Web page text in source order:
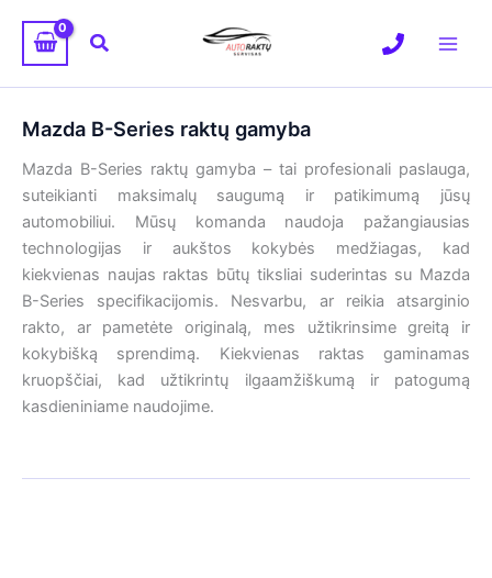
turinio
Paieška
Mazda B-Series raktų gamyba
Mazda B-Series raktų gamyba – tai profesionali paslauga,
suteikianti maksimalų saugumą ir patikimumą jūsų
automobiliui. Mūsų komanda naudoja pažangiausias
technologijas ir aukštos kokybės medžiagas, kad
kiekvienas naujas raktas būtų tiksliai suderintas su Mazda
B-Series specifikacijomis. Nesvarbu, ar reikia atsarginio
rakto, ar pametėte originalą, mes užtikrinsime greitą ir
kokybišką sprendimą. Kiekvienas raktas gaminamas
kruopščiai, kad užtikrintų ilgaamžiškumą ir patogumą
kasdieniniame naudojime.